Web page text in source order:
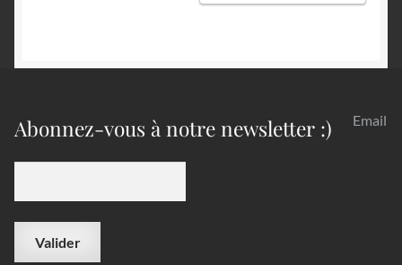
Abonnez-vous à notre newsletter :) Email